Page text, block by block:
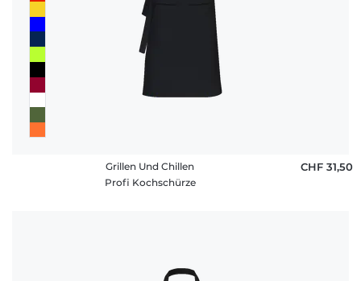
Grillen Und Chillen
Profi Kochschürze
CHF 31,50